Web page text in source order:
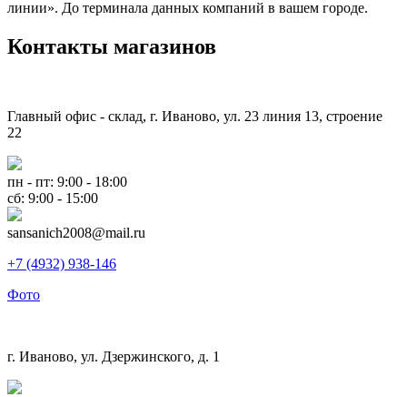
линии». До терминала данных компаний в вашем городе.
Контакты магазинов
Главный офис - склад, г. Иваново, ул. 23 линия 13, строение
22
пн - пт: 9:00 - 18:00
сб: 9:00 - 15:00
sansanich2008@mail.ru
+7 (4932) 938-146
Фото
г. Иваново, ул. Дзержинского, д. 1